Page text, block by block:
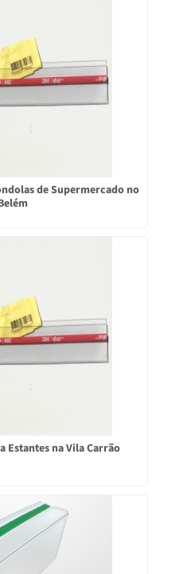
de Supermercado no
Estantes na Vila Carrão